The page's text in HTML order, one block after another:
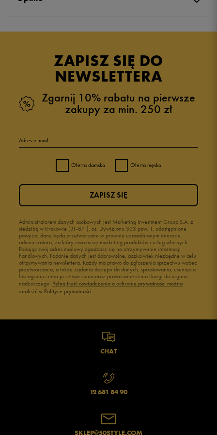
ZAPISZ SIĘ DO
NEWSLETTERA
Zgarnij 10% rabatu na pierwsze
zakupy za min. 250 zł
Adres e-mail
Oferta damska Oferta męska
Administratorem danych osobowych jest Marketing Investment Group S.A. z
siedzibą w Krakowie (31-871), os. Dywizjonu 303 paw. 1, udostępnione
powyżej dane będą przetwarzane w prawnie uzasadnionym interesie
administratora, za który uważa się marketing produktów i usług własnych.
Podając swój adres mailowy zgadzasz się na otrzymywanie informacji
handlowych. Podanie danych jest dobrowolne, aczkolwiek niezbędne w celu
otrzymywania newslettera. Każdy ma prawo do zgłoszenia sprzeciwu wobec
przetwarzania, a także żądania dostępu do danych, sprostowania, usunięcia
lub ograniczenia przetwarzania oraz prawo wniesienia skargi do organu
nadzorczego. Pełną treść oświadczenia o ochronie prywatności można
znaleźć w Polityce prywatności.
ZAPISZ SIĘ
CHAT
12 681 84 90
SKLEP@50STYLE.COM